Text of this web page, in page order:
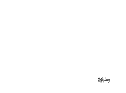
給与